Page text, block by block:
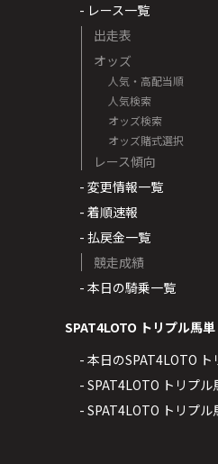
- レース一覧
出走表
オッズ
人気・高配当順
人気検索
オッズ検索
オッズ賭式選択
レース傾向
- 変更情報一覧
- 着順速報
- 払戻金一覧
競走成績
- 本日の騎乗一覧
SPAT4LOTO トリプル馬単
- 本日のSPAT4LOTO ト
- SPAT4LOTO トリプ
- SPAT4LOTO トリプル